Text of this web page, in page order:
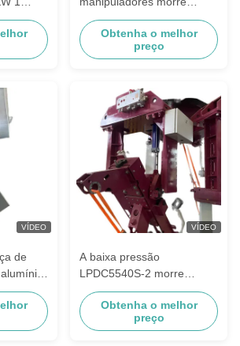
máquina de carcaça para o
misturador liga de zinco
Obtenha o melhor
preço
VÍDEO
de
o
VÍDEO
A baixa pressão
LPDC5540S-2 morre
máquina de carcaça para o
hardware do cobre do
metal
Obtenha o melhor
preço